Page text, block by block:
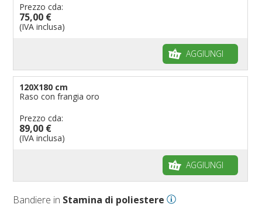
Prezzo cda:
75,00 €
(IVA inclusa)
AGGIUNGI
120X180 cm
Raso con frangia oro
Prezzo cda:
89,00 €
(IVA inclusa)
AGGIUNGI
Bandiere in Stamina di poliestere